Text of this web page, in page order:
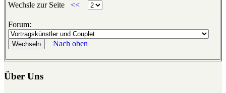
Wechsle zur Seite
<<
Forum:
Nach oben
Über Uns